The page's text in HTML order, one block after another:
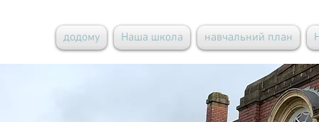
додому Наша школа навчальний план